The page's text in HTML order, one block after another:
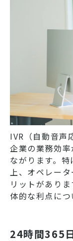
IVR（自動音声
企業の業務効
ながります。
上、オペレー
リットがあり
体的な利点につ
24時間365